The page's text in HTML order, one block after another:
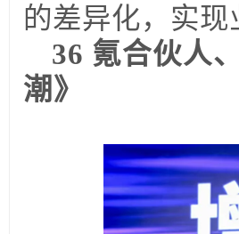
的差异化，实
36 氪合伙人
潮》